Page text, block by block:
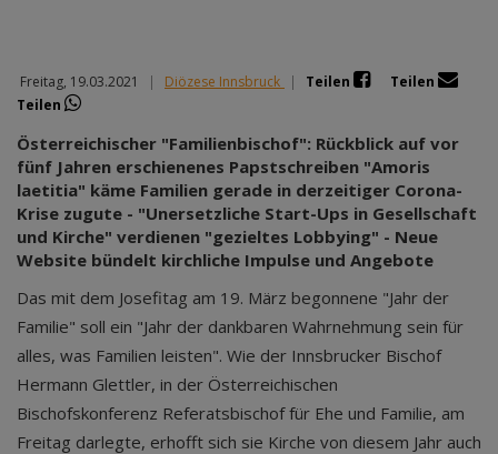
Freitag, 19.03.2021 | Diözese Innsbruck | Teilen
Teilen
Teilen
Österreichischer "Familienbischof": Rückblick auf vor
fünf Jahren erschienenes Papstschreiben "Amoris
laetitia" käme Familien gerade in derzeitiger Corona-
Krise zugute - "Unersetzliche Start-Ups in Gesellschaft
und Kirche" verdienen "gezieltes Lobbying" - Neue
Website bündelt kirchliche Impulse und Angebote
Das mit dem Josefitag am 19. März begonnene "Jahr der
Familie" soll ein "Jahr der dankbaren Wahrnehmung sein für
alles, was Familien leisten". Wie der Innsbrucker Bischof
Hermann Glettler, in der Österreichischen
Bischofskonferenz Referatsbischof für Ehe und Familie, am
Freitag darlegte, erhofft sich sie Kirche von diesem Jahr auch